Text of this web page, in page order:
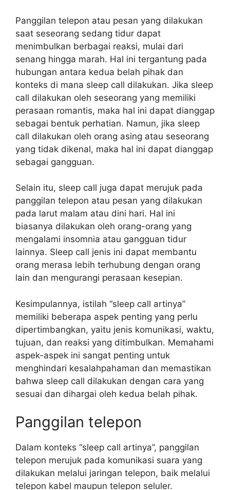
Panggilan telepon atau pesan yang dilakukan
saat seseorang sedang tidur dapat
menimbulkan berbagai reaksi, mulai dari
senang hingga marah. Hal ini tergantung pada
hubungan antara kedua belah pihak dan
konteks di mana sleep call dilakukan. Jika sleep
call dilakukan oleh seseorang yang memiliki
perasaan romantis, maka hal ini dapat dianggap
sebagai bentuk perhatian. Namun, jika sleep
call dilakukan oleh orang asing atau seseorang
yang tidak dikenal, maka hal ini dapat dianggap
sebagai gangguan.
Selain itu, sleep call juga dapat merujuk pada
panggilan telepon atau pesan yang dilakukan
pada larut malam atau dini hari. Hal ini
biasanya dilakukan oleh orang-orang yang
mengalami insomnia atau gangguan tidur
lainnya. Sleep call jenis ini dapat membantu
orang merasa lebih terhubung dengan orang
lain dan mengurangi perasaan kesepian.
Kesimpulannya, istilah “sleep call artinya”
memiliki beberapa aspek penting yang perlu
dipertimbangkan, yaitu jenis komunikasi, waktu,
tujuan, dan reaksi yang ditimbulkan. Memahami
aspek-aspek ini sangat penting untuk
menghindari kesalahpahaman dan memastikan
bahwa sleep call dilakukan dengan cara yang
sesuai dan dihargai oleh kedua belah pihak.
Panggilan telepon
Dalam konteks “sleep call artinya”, panggilan
telepon merujuk pada komunikasi suara yang
dilakukan melalui jaringan telepon, baik melalui
telepon kabel maupun telepon seluler.